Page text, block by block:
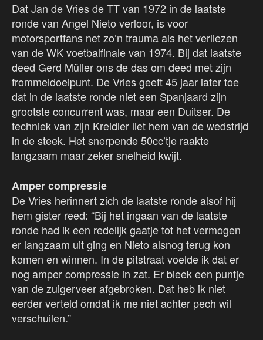
Dat Jan de Vries de TT van 1972 in de laatste
ronde van Angel Nieto verloor, is voor
motorsportfans net zo’n trauma als het verliezen
van de WK voetbalfinale van 1974. Bij dat laatste
deed Gerd Müller ons de das om deed met zijn
frommeldoelpunt. De Vries geeft 45 jaar later toe
dat in de laatste ronde niet een Spanjaard zijn
grootste concurrent was, maar een Duitser. De
techniek van zijn Kreidler liet hem van de wedstrijd
in de steek. Het snerpende 50cc’tje raakte
langzaam maar zeker snelheid kwijt.
Amper compressie
De Vries herinnert zich de laatste ronde alsof hij
hem gister reed: “Bij het ingaan van de laatste
ronde had ik een redelijk gaatje tot het vermogen
er langzaam uit ging en Nieto alsnog terug kon
komen en winnen. In de pitstraat voelde ik dat er
nog amper compressie in zat. Er bleek een puntje
van de zuigerveer afgebroken. Dat heb ik niet
eerder verteld omdat ik me niet achter pech wil
verschuilen.”